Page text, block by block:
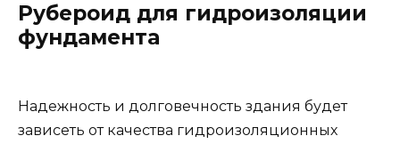
Рубероид для гидроизоляции
фундамента
Надежность и долговечность здания будет
зависеть от качества гидроизоляционных